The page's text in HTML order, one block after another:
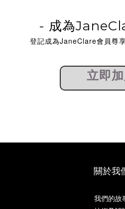
- 成為
登記成為JaneClare會員尊
立即
關於我
我們的故